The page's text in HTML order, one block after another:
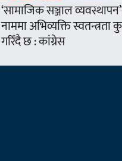
‘सामाजिक सञ्जाल
नाममा अभिव्यक्ति स्वतन्त्रता
गरिँदै छ : कांग्रेस